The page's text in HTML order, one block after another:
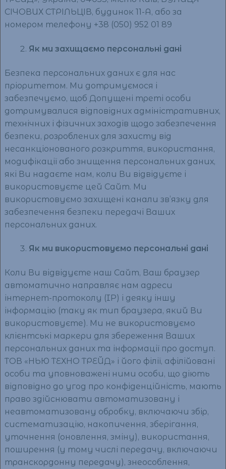
СІЧОВИХ СТРІЛЬЦІВ, будинок 11-А, або за
номером телефону +38 (050) 952 01 89
Як ми захищаємо персональні дані
Безпека персональних даних є для нас
пріоритетом. Ми дотримуємося і
забезпечуємо, щоб Допущені треті особи
дотримувалися відповідних адміністративних,
технічних і фізичних заходів щодо забезпечення
безпеки, розроблених для захисту від
несанкціонованого розкриття, використання,
модифікації або знищення персональних даних,
які Ви надаєте нам, коли Ви відвідуєте і
використовуєте цей Сайт. Ми
використовуємо захищені канали зв’язку для
забезпечення безпеки передачі Ваших
персональних даних.
Як ми використовуємо персональні дані
Коли Ви відвідуєте наш Сайт, Ваш браузер
автоматично направляє нам адреси
інтернет-протоколу (IP) і деяку іншу
інформацію (таку як тип браузера, який Ви
використовуєте). Ми не використовуємо
клієнтські маркери для збереження Ваших
персональних даних та інформації про доступ.
ТОВ «НЬЮ ТЕХНО ТРЕЙД» і його філії, афілійовані
особи та уповноважені ними особи, що діють
відповідно до угод про конфіденційність, мають
право здійснювати автоматизовану і
неавтоматизовану обробку, включаючи збір,
систематизацію, накопичення, зберігання,
уточнення (оновлення, зміну), використання,
поширення (у тому числі передачу, включаючи
транскордонну передачу), знеособлення,